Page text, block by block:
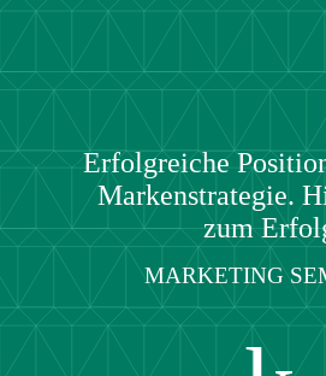
Erfolgreiche
Markenstrategie.
zum
MARKETING